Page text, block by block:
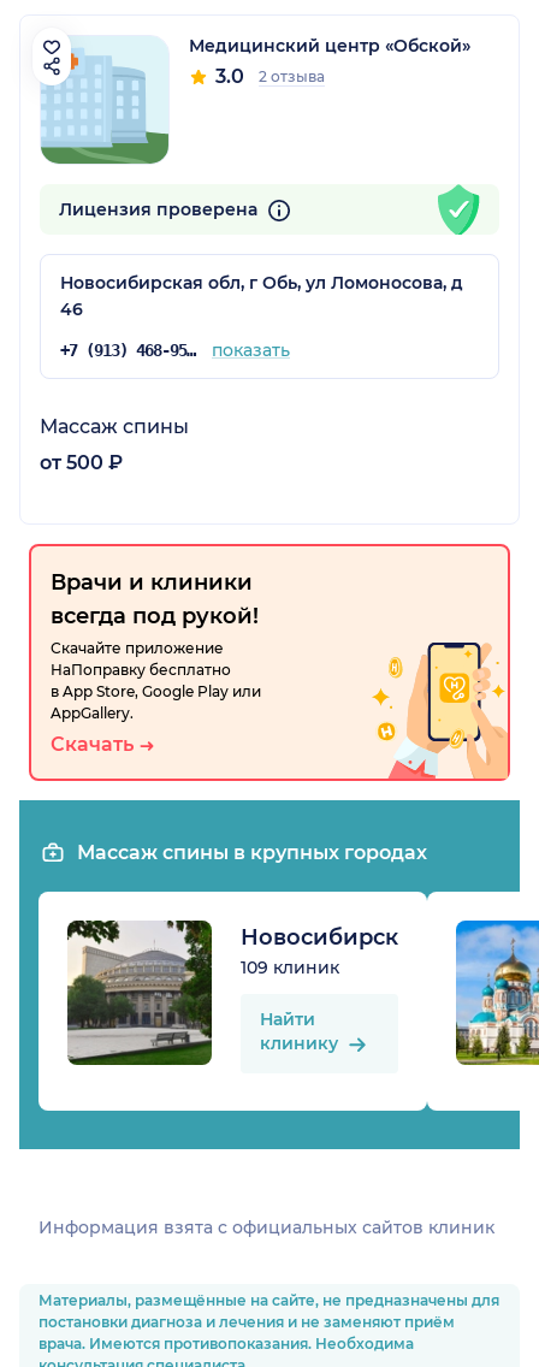
Медицинский центр «Обской»
3.0 2 отзыва
Лицензия проверена
Новосибирская обл, г Обь, ул Ломоносова, д
46
+7 (913) 468-95-75 показать
Массаж спины
от 500 ₽
Врачи и клиники
всегда под рукой!
Скачайте приложение
НаПоправку бесплатно
в App Store, Google Play или
AppGallery.
Скачать
Массаж спины в крупных городах
Новосибирск
109 клиник
Найти
клинику
Информация взята c официальных сайтов клиник
Материалы, размещённые на сайте, не предназначены для
постановки диагноза и лечения и не заменяют приём
врача. Имеются противопоказания. Необходима